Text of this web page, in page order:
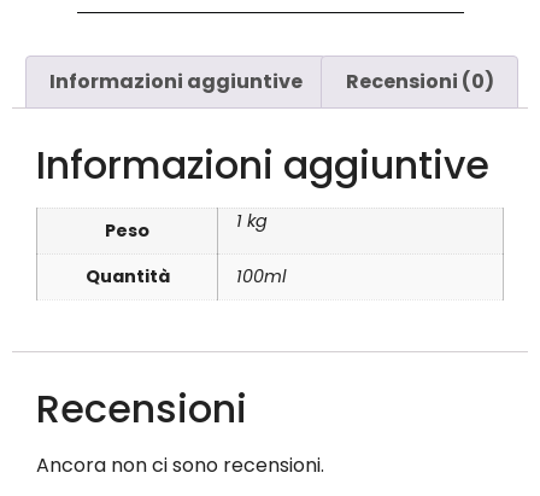
Informazioni aggiuntive Recensioni (0)
Informazioni aggiuntive
Peso 1 kg
Quantità 100ml
Recensioni
Ancora non ci sono recensioni.